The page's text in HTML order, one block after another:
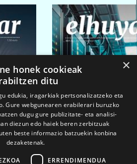
×
honek cookieak
ditu
edukia, iragarkiak pertsonalizatzeko eta
Gure webgunearen erabilerari buruzko
dugu gure publizitate- eta analisi-
diezun edo haiek beren zerbitzuak
beste informazio batzuekin konbina
dezaketenak.
ERRENDIMENDUA